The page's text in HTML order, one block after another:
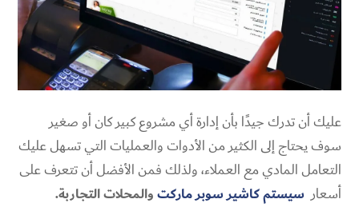
عليك أن تدرك جيدًا بأن إدارة أي مشروع كبير كان أو صغير
سوف يحتاج إلى الكثير من الأدوات والعمليات التي تسهل عليك
التعامل المادي مع العملاء، ولذلك فمن الأفضل أن تتعرف على
أسعار سيستم كاشير سوبر ماركتوالمحلات التجاربة.